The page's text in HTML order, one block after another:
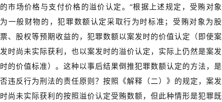
的市场价格与支付价格的溢价认定。”根据上述规定，受贿对象
为一般财物的，犯罪数额认定采取行为时标准；受贿对象为股
票、股权等预期收益的，犯罪数额以案发时的价值认定（即使案
发时尚未实际获利，也以案发时的溢价认定，实际上仍然是案发
时的价值标准）。这种以事后结果倒推犯罪数额认定的方法，是
否违反行为刑法的责任原则？按照《解释（二）》的规定，案发
时尚未实际获利的按照溢价认定受贿数额，但此种情形是犯罪既